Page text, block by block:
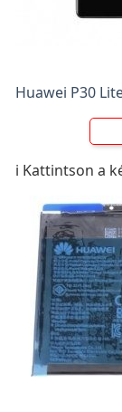
Huawei P30
ℹ️ Kattintson a